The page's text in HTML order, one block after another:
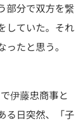
部分で双方を繋
していた。それ
たと思う。
伊藤忠商事と
る日突然、「子